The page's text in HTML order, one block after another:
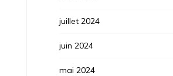
juillet 2024
juin 2024
mai 2024